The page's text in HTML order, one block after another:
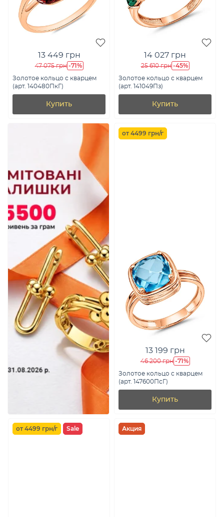
13 449 грн
47 075 грн -71%
Золотое кольцо с кварцем
(арт. 140480ПкГ)
Купить
14 027 грн
25 610 грн -45%
Золотое кольцо с кварцем
(арт. 141049Пз)
Купить
от 4499 грн/г
13 199 грн
46 200 грн -71%
Золотое кольцо с кварцем
(арт. 147600ПсГ)
Купить
от 4499 грн/г Sale Акция